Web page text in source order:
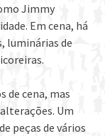
Jimmy
Em cena, há
luminárias de
de cena, mas
Um
peças de vários